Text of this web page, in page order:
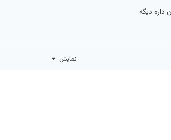
داره دیگه
نمایش